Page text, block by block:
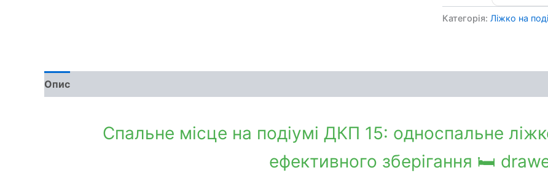
Категорія: Ліжко на
Опис
Спальне місце на подіумі ДКП 15: односпальне
ефективного зберігання 🛏️